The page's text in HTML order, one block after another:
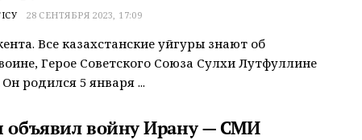
28 СЕНТЯБРЯ 2023, 17:09
Все казахстанские уйгуры знают об
Герое Советского Союза Сулхи Лутфуллине
Он родился 5 января ...
объявил войну Ирану — СМИ